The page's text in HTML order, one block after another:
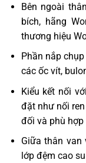
Bên ngoài
bích, hãng
thương hiệu
Phần nắp
các ốc vít,
Kiểu kết nối
đặt như nối
đối và phù
Giữa thân
lớp đệm cao